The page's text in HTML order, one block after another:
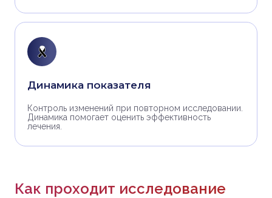
Динамика показателя
Контроль изменений при повторном исследовании.
Динамика помогает оценить эффективность
лечения.
Как проходит исследование